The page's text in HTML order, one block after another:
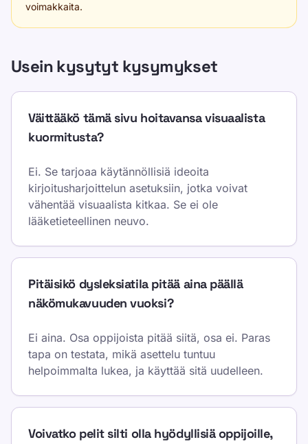
voimakkaita.
Usein kysytyt kysymykset
Väittääkö tämä sivu hoitavansa visuaalista
kuormitusta?
Ei. Se tarjoaa käytännöllisiä ideoita
kirjoitusharjoittelun asetuksiin, jotka voivat
vähentää visuaalista kitkaa. Se ei ole
lääketieteellinen neuvo.
Pitäisikö dysleksiatila pitää aina päällä
näkömukavuuden vuoksi?
Ei aina. Osa oppijoista pitää siitä, osa ei. Paras
tapa on testata, mikä asettelu tuntuu
helpoimmalta lukea, ja käyttää sitä uudelleen.
Voivatko pelit silti olla hyödyllisiä oppijoille,